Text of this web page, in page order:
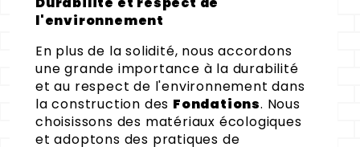
l'environnement
En plus de la solidité, nous accordons
une grande importance à la durabilité
et au respect de l'environnement dans
la construction des Fondations. Nous
choisissons des matériaux écologiques
et adoptons des pratiques de